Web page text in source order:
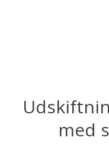
med